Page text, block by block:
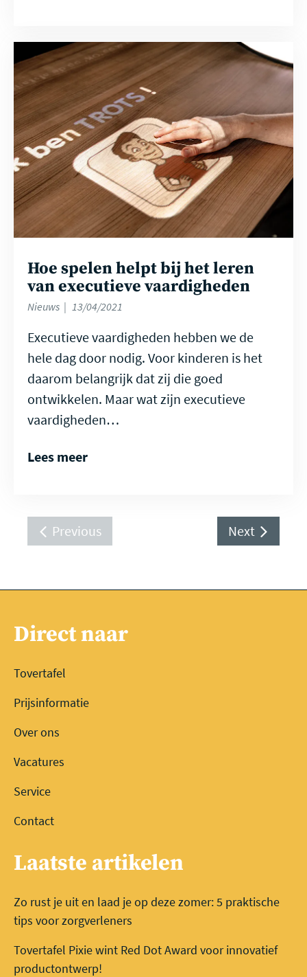
Hoe spelen helpt bij het leren
van executieve vaardigheden
Nieuws 13/04/2021
Executieve vaardigheden hebben we de
hele dag door nodig. Voor kinderen is het
daarom belangrijk dat zij die goed
ontwikkelen. Maar wat zijn executieve
vaardigheden…
Lees meer
Lees
meer
Previous Next
Direct naar
Tovertafel
Prijsinformatie
Over ons
Vacatures
Service
Contact
Laatste artikelen
Zo rust je uit en laad je op deze zomer: 5 praktische
tips voor zorgverleners
Tovertafel Pixie wint Red Dot Award voor innovatief
productontwerp!